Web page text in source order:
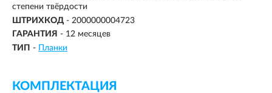
степени твёрдости
ШТРИХКОД - 2000000004723
ГАРАНТИЯ - 12 месяцев
ТИП - Планки
КОМПЛЕКТАЦИЯ